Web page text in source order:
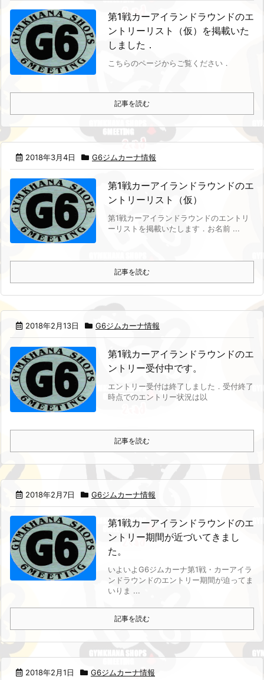
第1戦カーアイランドラウンドのエ
ントリーリスト（仮）を掲載いた
しました．
こちらのページからご覧ください．
記事を読む
2018年3月4日 G6ジムカーナ情報
第1戦カーアイランドラウンドのエ
ントリーリスト（仮）
第1戦カーアイランドラウンドのエントリ
ーリストを掲載いたします． お名前 ...
記事を読む
2018年2月13日 G6ジムカーナ情報
第1戦カーアイランドラウンドのエ
ントリー受付中です。
エントリー受付は終了しました． 受付終了
時点でのエントリー状況は以
記事を読む
2018年2月7日 G6ジムカーナ情報
第1戦カーアイランドラウンドのエ
ントリー期間が近づいてきまし
た。
いよいよG6ジムカーナ第1戦・カーアイラ
ンドラウンドのエントリー期間が迫ってま
いりま ...
記事を読む
2018年2月1日 G6ジムカーナ情報